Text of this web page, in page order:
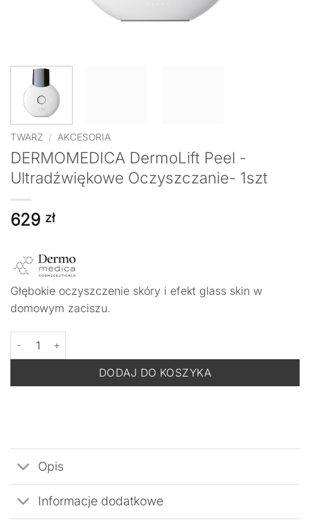
TWARZ / AKCESORIA
DERMOMEDICA DermoLift Peel -
Ultradźwiękowe Oczyszczanie- 1szt
629 zł
Głębokie oczyszczenie skóry i efekt glass skin w
domowym zaciszu.
ilość DERMOMEDICA DermoLift Peel -Ultradźwiękowe
DODAJ DO KOSZYKA
Opis
Informacje dodatkowe